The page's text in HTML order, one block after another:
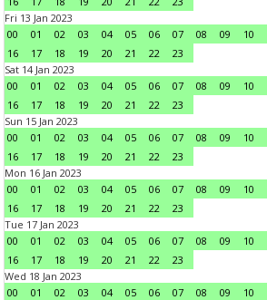
Fri 13 Jan 2023
00
01 02 03 04 05 06 07 08 09 10
16
17 18 19 20 21 22
23
Sat 14 Jan 2023
00
01 02 03 04 05 06 07 08 09 10
16
17 18 19 20 21 22
23
Sun 15 Jan 2023
00
01 02 03 04 05 06 07 08 09 10
16
17 18 19 20 21 22
23
Mon 16 Jan 2023
00
01 02 03 04 05 06 07 08 09 10
16
17 18 19 20 21 22
23
Tue 17 Jan 2023
00
01 02 03 04 05 06 07 08 09 10
16
17 18 19 20 21 22
23
Wed 18 Jan 2023
00
01 02 03 04 05 06 07 08 09 10